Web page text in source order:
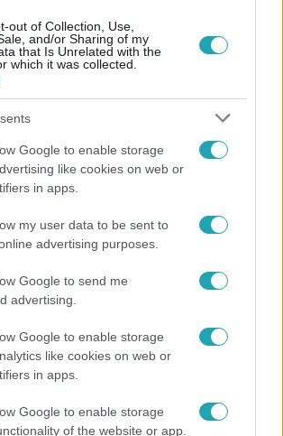
out of Collection, Use,
and/or Sharing of my
that Is Unrelated with the
which it was collected.
Google to enable storage
like cookies on web or
in apps.
my user data to be sent to
advertising purposes.
Google to send me
advertising.
Google to enable storage
like cookies on web or
in apps.
Google to enable storage
of the website or app.
powerbank, pillanatok alatt
autó Debrecenben.